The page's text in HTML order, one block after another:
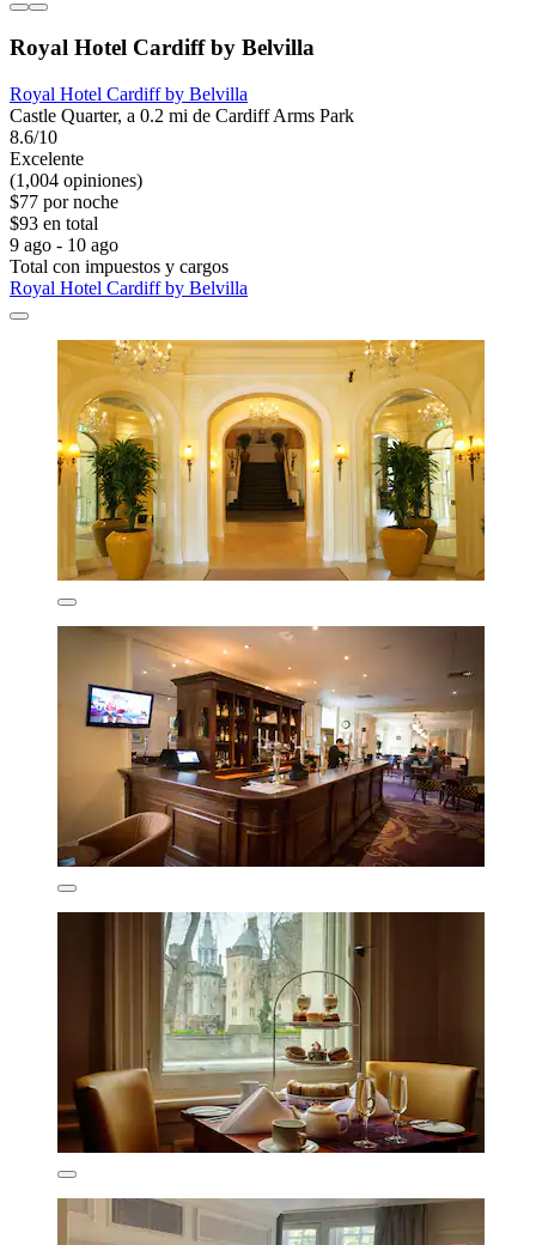
Royal Hotel Cardiff by Belvilla
Royal Hotel Cardiff by Belvilla
Castle Quarter, a 0.2 mi de Cardiff Arms Park
8.6/10
Excelente
(1,004 opiniones)
$77 por noche
$93 en total
9 ago - 10 ago
Total con impuestos y cargos
Royal Hotel Cardiff by Belvilla